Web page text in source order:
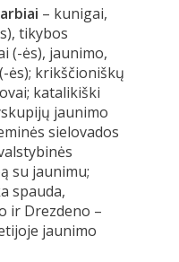
– kunigai,
tikybos
(-ės), jaunimo,
ės); krikščioniškų
katalikiški
jaunimo
sielovados
su jaunimu;
spauda,
ir Drezdeno –
jaunimo